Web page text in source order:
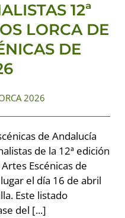
2026
12ª
LORCA DE
DE
2026
de Andalucía
de la 12ª edición
Escénicas de
el día 16 de abril
Este listado
del [...]